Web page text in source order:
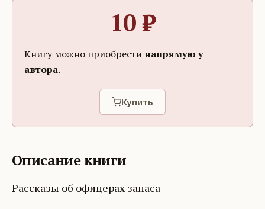
10₽
Книгу можно приобрести напрямую у
автора.
Купить
Описание книги
Рассказы об офицерах запаса